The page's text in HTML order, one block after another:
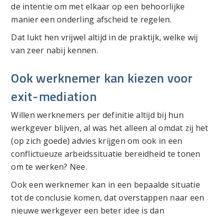
de intentie om met elkaar op een behoorlijke
manier een onderling afscheid te regelen.
Dat lukt hen vrijwel altijd in de praktijk, welke wij
van zeer nabij kennen.
Ook werknemer kan kiezen voor
exit-mediation
Willen werknemers per definitie altijd bij hun
werkgever blijven, al was het alleen al omdat zij het
(op zich goede) advies krijgen om ook in een
conflictueuze arbeidssituatie bereidheid te tonen
om te werken? Nee.
Ook een werknemer kan in een bepaalde situatie
tot de conclusie komen, dat overstappen naar een
nieuwe werkgever een beter idee is dan